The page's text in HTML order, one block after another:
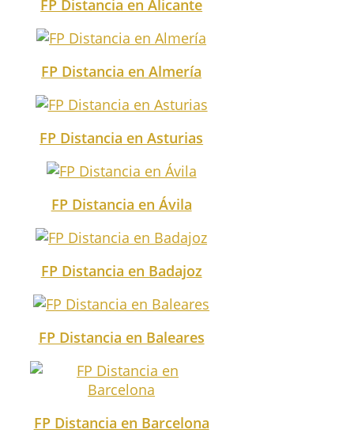
FP Distancia en Alicante
FP Distancia en Almería
FP Distancia en Asturias
FP Distancia en Ávila
FP Distancia en Badajoz
FP Distancia en Baleares
FP Distancia en Barcelona